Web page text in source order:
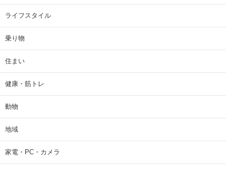
ライフスタイル
乗り物
住まい
健康・筋トレ
動物
地域
家電・PC・カメラ